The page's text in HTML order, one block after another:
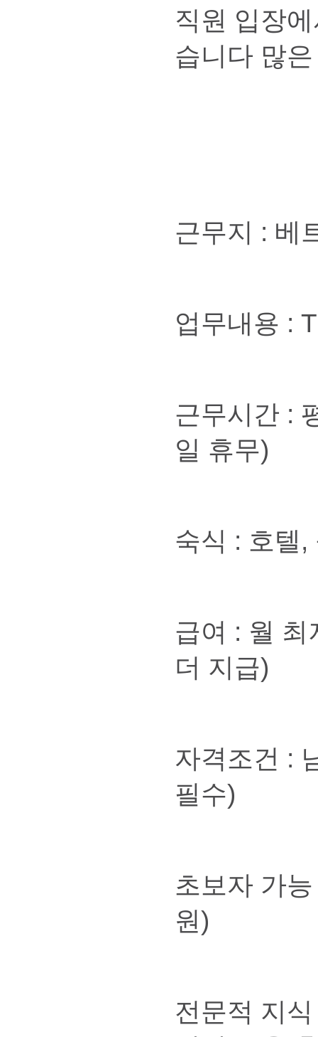
직원 입장
습니다 많
근무지 : 베
업무내용 :
근무시간 :
일 휴무)
숙식 : 호텔,
급여 : 월
더 지급)
자격조건 :
필수)
초보자 가
원)
전문적 지